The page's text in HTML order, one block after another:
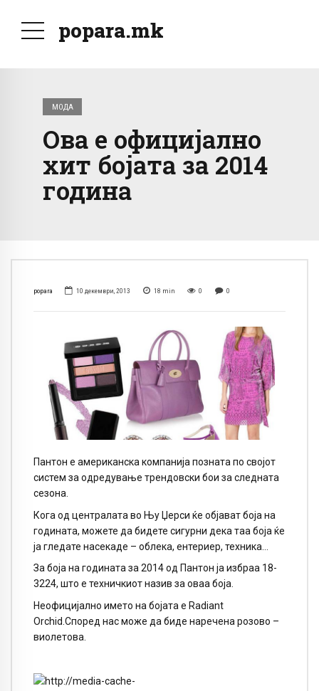
popara.mk
МОДА
Ова е официјално
хит бојата за 2014
година
popara 10 декември, 2013 18 min 0 0
Пантон е американска компанија позната по својот
систем за одредување трендовски бои за следната
сезона.
Кога од централата во Њу Џерси ќе објават боја на
годината, можете да бидете сигурни дека таа боја ќе
ја гледате насекаде – облека, ентериер, техника…
За боја на годината за 2014 од Пантон ја избраа 18-
3224, што е техничкиот назив за оваа боја.
Неофицијално името на бојата е Radiant
Orchid.Според нас може да биде наречена розово –
виолетова.